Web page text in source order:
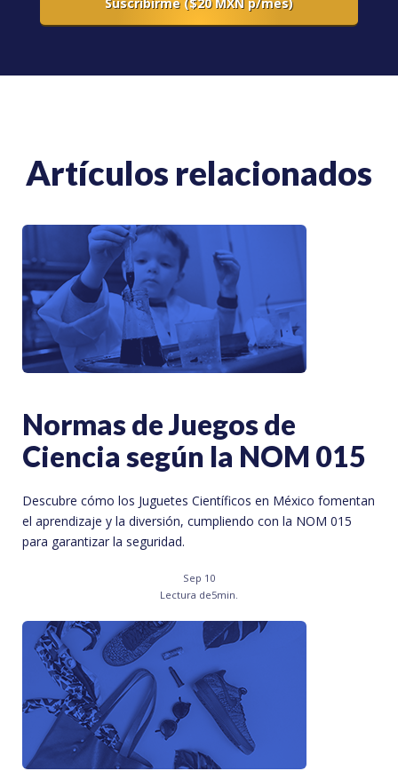
Artículos relacionados
Normas de Juegos de
Ciencia según la NOM 015
Descubre cómo los Juguetes Científicos en México fomentan
el aprendizaje y la diversión, cumpliendo con la NOM 015
para garantizar la seguridad.
Sep 10
Lectura de5min.